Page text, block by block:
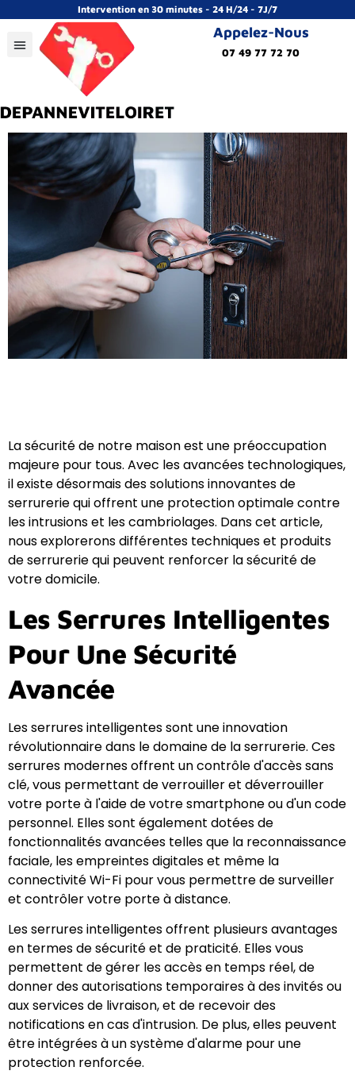
Intervention en 30 minutes - 24 H/24 - 7J/7
Appelez-Nous
07 49 77 72 70
La sécurité de notre maison est une préoccupation
majeure pour tous. Avec les avancées technologiques,
il existe désormais des solutions innovantes de
serrurerie qui offrent une protection optimale contre
les intrusions et les cambriolages. Dans cet article,
nous explorerons différentes techniques et produits
de serrurerie qui peuvent renforcer la sécurité de
votre domicile.
Les Serrures Intelligentes
Pour Une Sécurité
Avancée
Les serrures intelligentes sont une innovation
révolutionnaire dans le domaine de la serrurerie. Ces
serrures modernes offrent un contrôle d'accès sans
clé, vous permettant de verrouiller et déverrouiller
votre porte à l'aide de votre smartphone ou d'un code
personnel. Elles sont également dotées de
fonctionnalités avancées telles que la reconnaissance
faciale, les empreintes digitales et même la
connectivité Wi-Fi pour vous permettre de surveiller
et contrôler votre porte à distance.
Les serrures intelligentes offrent plusieurs avantages
en termes de sécurité et de praticité. Elles vous
permettent de gérer les accès en temps réel, de
donner des autorisations temporaires à des invités ou
aux services de livraison, et de recevoir des
notifications en cas d'intrusion. De plus, elles peuvent
être intégrées à un système d'alarme pour une
protection renforcée.